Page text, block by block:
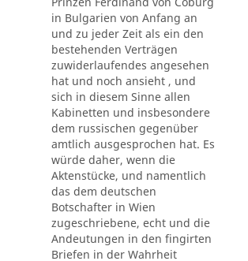
in Bulgarien von Anfang an
und zu jeder Zeit als ein den
bestehenden Verträgen
zuwiderlaufendes angesehen
hat und noch ansieht , und
sich in diesem Sinne allen
Kabinetten und insbesondere
dem russischen gegenüber
amtlich ausgesprochen hat. Es
würde daher, wenn die
Aktenstücke, und namentlich
das dem deutschen
Botschafter in Wien
zugeschriebene, echt und die
Andeutungen in den fingirten
Briefen in der Wahrheit